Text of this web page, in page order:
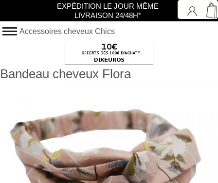
Accessoires cheveux Chics
Bandeau cheveux Flora
EXPÉDITION LE JOUR MÊME
LIVRAISON 24/48H*